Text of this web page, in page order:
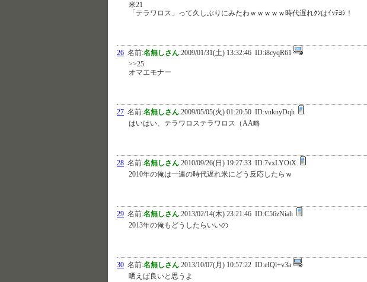
米21
「テラワロス」って久しぶりにみたわｗｗｗｗｗ時代遅れｸﾝはｲｯﾃﾖｼ！
26 名前:名無しさん:2009/01/31(土) 13:32:46 ID:i8cyqR61
>>25
オマエモナー
27 名前:名無しさん:2009/05/05(火) 01:20:50 ID:vnknyDqh
はいはい、テラワロステラワロス（AA略
28 名前:名無しさん:2010/09/26(日) 19:27:33 ID:7vxLYOtX
2010年の俺は一連の時代遅れ米にどう反応したらｗ
29 名前:名無しさん:2013/02/14(木) 23:21:46 ID:C56zNiah
2013年の俺もどうしたらいいの
30 名前:名無しさん:2013/10/07(月) 10:57:22 ID:eIQl+v3a
哂えば良いと思うよ